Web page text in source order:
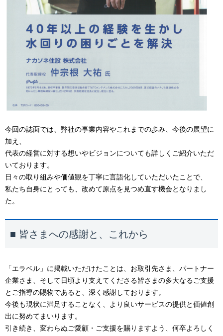
今回の誌面では、弊社の事業内容やこれまでの歩み、今後の展望に
加え、
代表の経営に対する想いやビジョンについても詳しくご紹介いただ
いております。
日々の取り組みや価値観を丁寧に言語化していただいたことで、
私たち自身にとっても、改めて原点を見つめ直す機会となりまし
た。
■ 皆さまへの感謝と、これから
「エラベル」に掲載いただけたことは、お取引先さま、パートナー
企業さま、そして日頃より支えてくださる皆さまの多大なるご支援
とご指導の賜物であると、深く感謝しております。
今後も現状に満足することなく、より良いサービスの提供と価値創
出に努めてまいります。
引き続き、変わらぬご愛顧・ご支援を賜りますよう、何卒よろしく